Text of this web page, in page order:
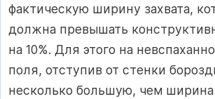
фактическую ширину захвата,
должна превышать
на 10%. Для этого на
поля, отступив от стенки
несколько большую, чем ширина